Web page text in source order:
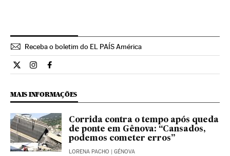
Receba o boletim do EL PAÍS América
Internacional El País Brasil en Twitter
Internacional El País Brasil en Instagram
Internacional El País Brasil en Facebook
MAIS INFORMAÇÕES
Corrida contra o tempo após queda
de ponte em Gênova: “Cansados,
podemos cometer erros”
LORENA PACHO | GÉNOVA